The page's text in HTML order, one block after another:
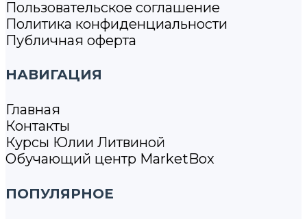
Пользовательское соглашение
Политика конфиденциальности
Публичная оферта
НАВИГАЦИЯ
Главная
Контакты
Курсы Юлии Литвиной
Обучающий центр MarketBox
ПОПУЛЯРНОЕ